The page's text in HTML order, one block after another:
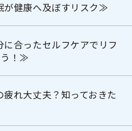
健康へ及ぼすリスク≫
合ったセルフケアでリフ
う！≫
れ大丈夫？知っておきた